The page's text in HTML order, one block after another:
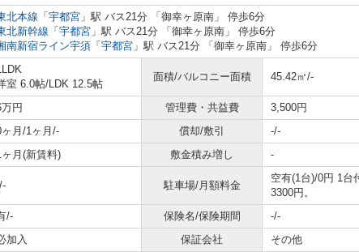
北本線 「 宇都宮 」駅 バス21分 「御幸ヶ原南」 停歩6分
北新幹線 「 宇都宮 」駅 バス21分 「御幸ヶ原南」 停歩6分
南新宿ライン宇須 「 宇都宮 」駅 バス21分 「御幸ヶ原南」 停歩6分
室 6.0帖/LDK 12.5帖
面積/バルコニー面積 45.42㎡/-
円 管理費・共益費
3,500円
ヶ月/1ヶ月/- 償却/敷引
-/-
ヶ月(新賃料) 敷金積み増し -
駐車場/月額料金
空有(1台)/0円 1台
3300円。
/- 保険名/保険期間
-/-
加入 保証会社 その他